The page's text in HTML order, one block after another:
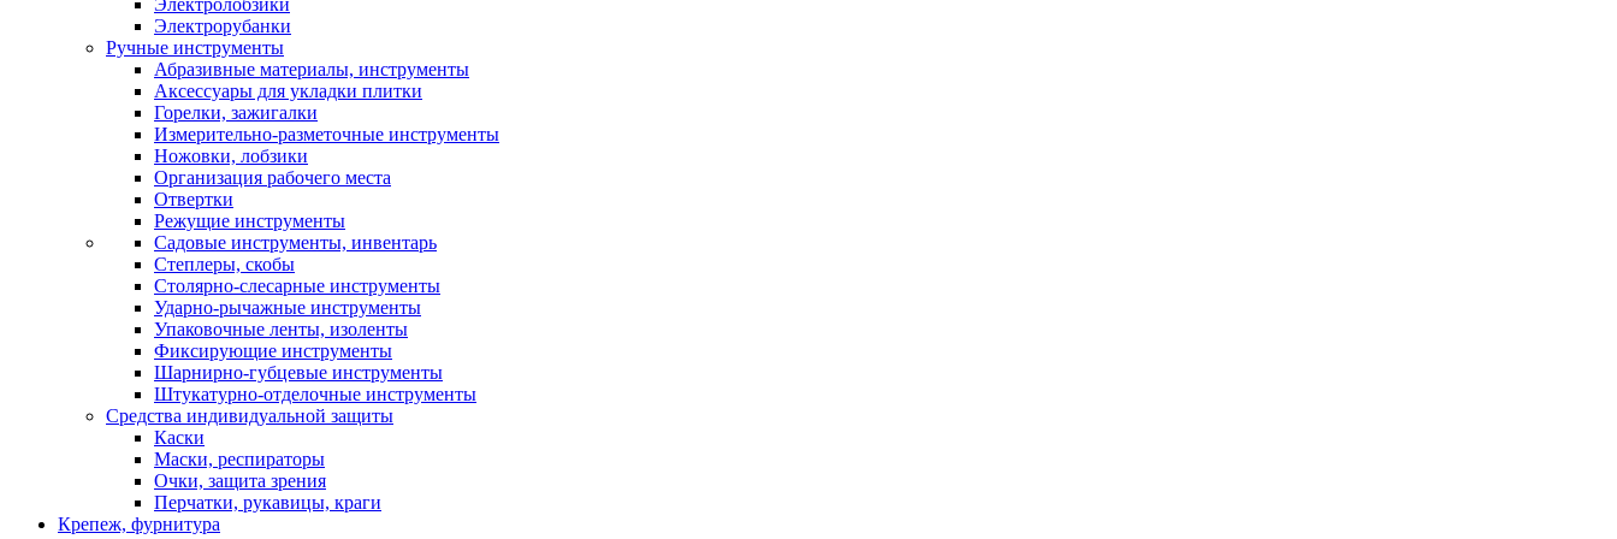
Электрорубанки
Ручные инструменты
Абразивные материалы, инструменты
Аксессуары для укладки плитки
Горелки, зажигалки
Измерительно-разметочные инструменты
Ножовки, лобзики
Организация рабочего места
Отвертки
Режущие инструменты
Садовые инструменты, инвентарь
Степлеры, скобы
Столярно-слесарные инструменты
Ударно-рычажные инструменты
Упаковочные ленты, изоленты
Фиксирующие инструменты
Шарнирно-губцевые инструменты
Штукатурно-отделочные инструменты
Средства индивидуальной защиты
Каски
Маски, респираторы
Очки, защита зрения
Перчатки, рукавицы, краги
Крепеж, фурнитура